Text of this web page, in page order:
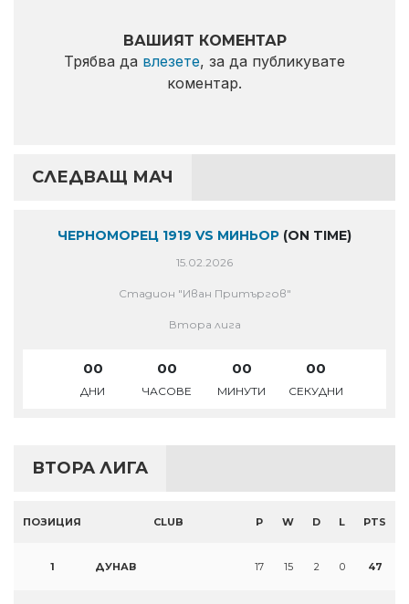
ВАШИЯТ КОМЕНТАР
Трябва да влезете, за да публикувате
коментар.
СЛЕДВАЩ МАЧ
ЧЕРНОМОРЕЦ 1919 VS МИНЬОР (ON TIME)
15.02.2026
Стадион "Иван Притъргов"
Втора лига
00
ДНИ
00
ЧАСОВЕ
00
МИНУТИ
00
СЕКУДНИ
ВТОРА ЛИГА
ПОЗИЦИЯ CLUB P W D L PTS
1 ДУНАВ 17 15 2 0 47